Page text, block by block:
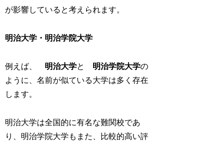
が影響していると考えられます。
明治大学・明治学院大学
例えば、 明治大学と 明治学院大学の
ように、名前が似ている大学は多く存在
します。
明治大学は全国的に有名な難関校であ
り、明治学院大学もまた、比較的高い評